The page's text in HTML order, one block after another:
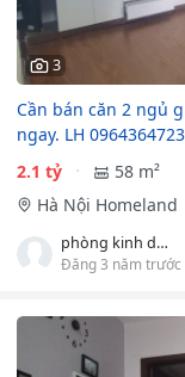
3
Cần bán căn 2 ngủ
ngay. LH 0964364723
2.1 tỷ
58 m²
Hà Nội Homeland
phòng kinh doanh CĐT
Đăng 3 năm trước